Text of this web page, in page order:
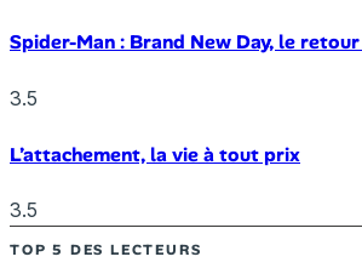
Spider-Man : Brand New Day, le
3.5
L’attachement, la vie à tout prix
3.5
TOP 5 DES LECTEURS